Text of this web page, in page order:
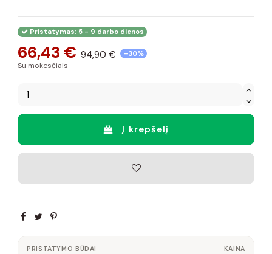
Pristatymas: 5 - 9 darbo dienos
66,43 € 94,90 € -30%
Su mokesčiais
Į krepšelį
PRISTATYMO BŪDAI KAINA